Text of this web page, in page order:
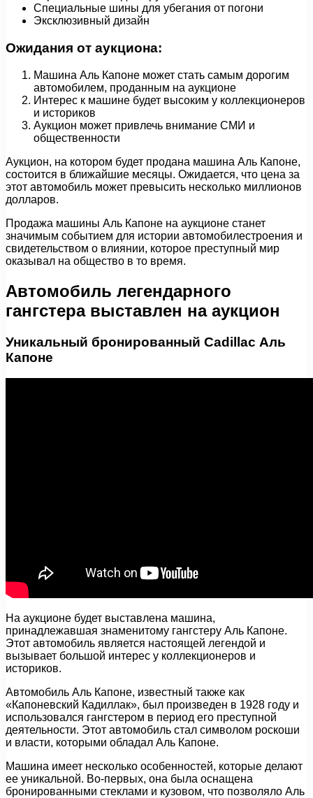
Специальные шины для убегания от погони
Эксклюзивный дизайн
Ожидания от аукциона:
Машина Аль Капоне может стать самым дорогим
автомобилем, проданным на аукционе
Интерес к машине будет высоким у коллекционеров
и историков
Аукцион может привлечь внимание СМИ и
общественности
Аукцион, на котором будет продана машина Аль Капоне,
состоится в ближайшие месяцы. Ожидается, что цена за
этот автомобиль может превысить несколько миллионов
долларов.
Продажа машины Аль Капоне на аукционе станет
значимым событием для истории автомобилестроения и
свидетельством о влиянии, которое преступный мир
оказывал на общество в то время.
Автомобиль легендарного
гангстера выставлен на аукцион
Уникальный бронированный Cadillac Аль
Капоне
На аукционе будет выставлена машина,
принадлежавшая знаменитому гангстеру Аль Капоне.
Этот автомобиль является настоящей легендой и
вызывает большой интерес у коллекционеров и
историков.
Автомобиль Аль Капоне, известный также как
«Капоневский Кадиллак», был произведен в 1928 году и
использовался гангстером в период его преступной
деятельности. Этот автомобиль стал символом роскоши
и власти, которыми обладал Аль Капоне.
Машина имеет несколько особенностей, которые делают
ее уникальной. Во-первых, она была оснащена
бронированными стеклами и кузовом, что позволяло Аль